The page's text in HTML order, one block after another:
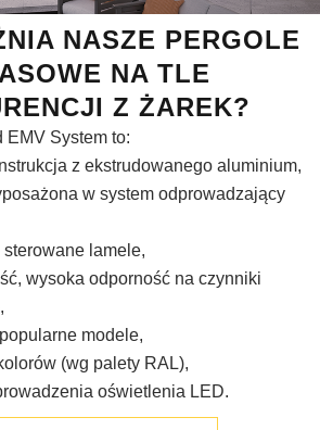
NASZE PERGOLE
NA TLE
Z ŻAREK?
EMV System to:
z ekstrudowanego aluminium,
w system odprowadzający
lamele,
wysoka odporność na czynniki
modele,
(wg palety RAL),
oświetlenia LED.